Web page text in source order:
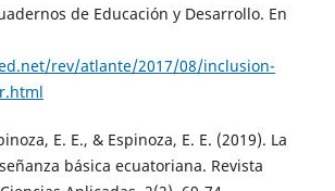
de Educación y Desarrollo. En
rev/atlante/2017/08/inclusion-
E. E., & Espinoza, E. E. (2019). La
básica ecuatoriana. Revista